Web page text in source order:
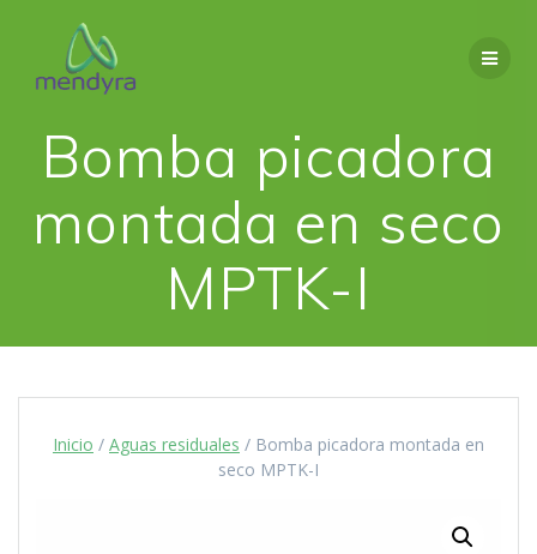
Bomba picadora
montada en seco
MPTK-I
Inicio / Aguas residuales / Bomba picadora montada en
seco MPTK-I